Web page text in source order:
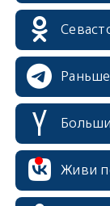
Живи